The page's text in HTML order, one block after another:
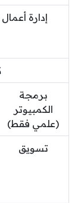
إدارة
برمجة
الكمبيوتر
(علمي فقط)
تسويق